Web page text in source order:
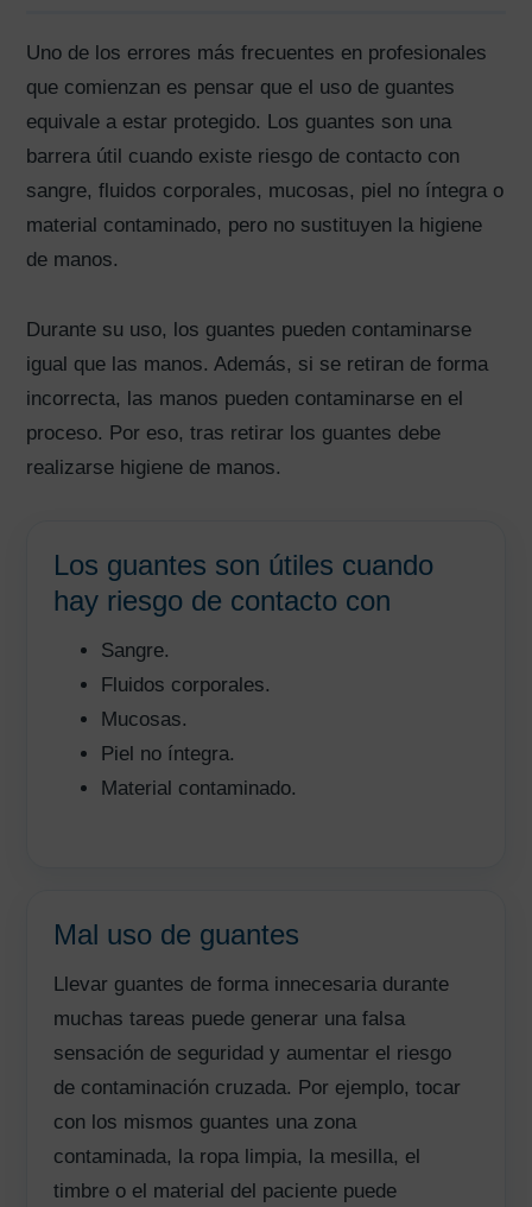
Uno de los errores más frecuentes en profesionales
que comienzan es pensar que el uso de guantes
equivale a estar protegido. Los guantes son una
barrera útil cuando existe riesgo de contacto con
sangre, fluidos corporales, mucosas, piel no íntegra o
material contaminado, pero no sustituyen la higiene
de manos.
Durante su uso, los guantes pueden contaminarse
igual que las manos. Además, si se retiran de forma
incorrecta, las manos pueden contaminarse en el
proceso. Por eso, tras retirar los guantes debe
realizarse higiene de manos.
Los guantes son útiles cuando
hay riesgo de contacto con
Sangre.
Fluidos corporales.
Mucosas.
Piel no íntegra.
Material contaminado.
Mal uso de guantes
Llevar guantes de forma innecesaria durante
muchas tareas puede generar una falsa
sensación de seguridad y aumentar el riesgo
de contaminación cruzada. Por ejemplo, tocar
con los mismos guantes una zona
contaminada, la ropa limpia, la mesilla, el
timbre o el material del paciente puede